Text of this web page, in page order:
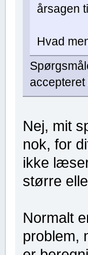
årsagen
Hvad
Nej, mit
nok, for
ikke
større
Normalt
problem,